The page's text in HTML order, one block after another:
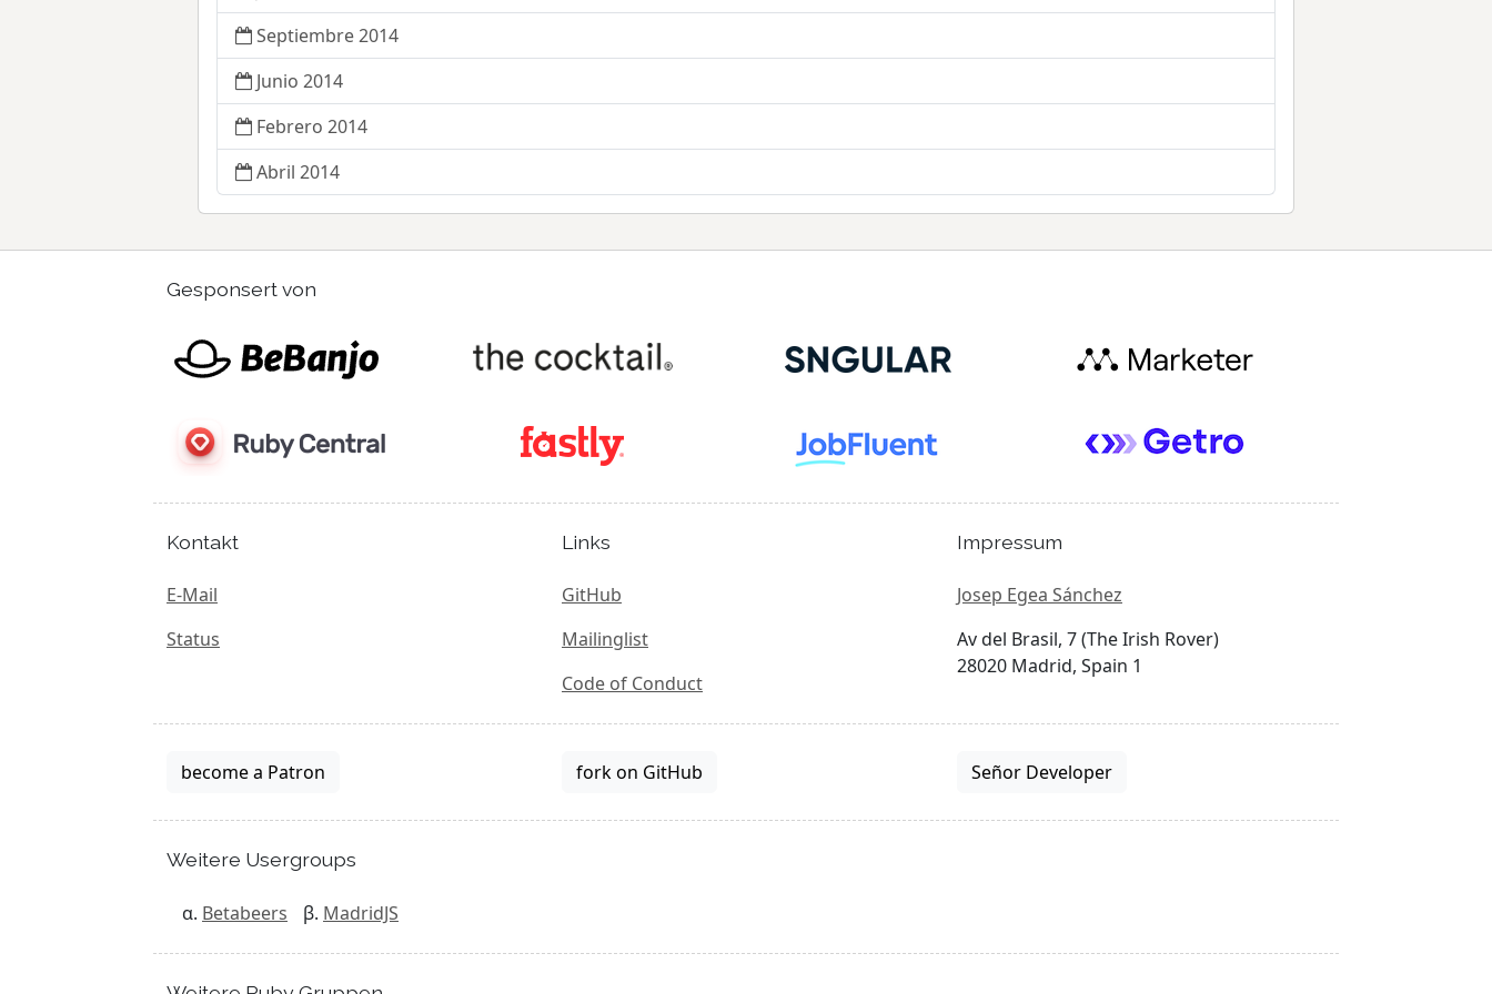
Septiembre 2014
Junio 2014
Febrero 2014
Abril 2014
Gesponsert von
Kontakt
E-Mail
Status
Links
GitHub
Mailinglist
Code of Conduct
Impressum
Josep Egea Sánchez
Av del Brasil, 7 (The Irish Rover)
28020 Madrid, Spain 1
become a Patron fork on GitHub Señor Developer
Weitere Usergroups
Betabeers MadridJS